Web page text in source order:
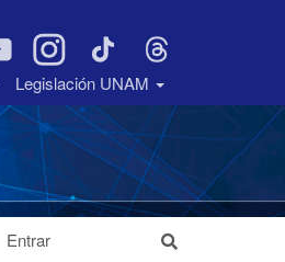
Legislación UNAM
Entrar